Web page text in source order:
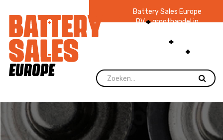
Battery Sales Europe
BV groothandel in
zaklampen Ruim 48
jaar ervaring
voorraad.